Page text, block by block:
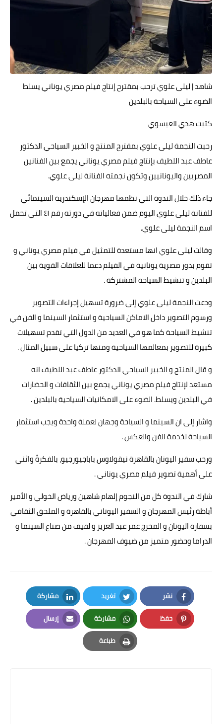
الصحه والجمال
فن المطبخ
شاهد | ليلى علوي ترحب بمقترح إنتاج فيلم مصري يوناني يسلط
الضوء على السياحة بالبلدين
كتبت هدي العيسوي
رحبت النجمة ليلى علوي بمقترح المنتج و الخبير السياحي الدكتور
عاطف عبد اللطيف بإنتاج فيلم مصري يوناني يجمع بين الفنانين
المصريين واليونانيين وتكون نجمته الفنانة ليلى علوي.
جاء ذلك خلال الندوة التي نظمها مهرجان الإسكندرية السينمائي
للفنانة ليلى علوي اليوم ضمن فعالياته في دورته رقم ٤١ التي تحمل
اسم النجمة ليلى علوي.
وقالت ليلى علوي انها مستعدة للتمثيل في فيلم مصري يوناني و
تقوم بدور مصرية يونانية في الفيلم دعما للعلاقات القوية بين
البلدين و تنشيط السياحة المشتركة .
ودعت النجمة ليلى علوي إلى ضرورة تسهيل إجراءات التصوير
ورسوم التصوير داخل الاماكن السياحية و استثمار السينما و الفن في
تنشيط السياحة كما هو في العديد من الدول التي تقدم تسهيلات
كبيرة للتصوير بمعالمها السياحية ومنها تركيا على سبيل المثال .
و قال المنتج و الخبير السياحي الدكتور عاطف عبد اللطيف انه
مستعد لإنتاج فيلم مصري يوناني يجمع بين الثقافات و الحضارات
في البلدين ويسلط. الضوء على الامكانيات السياحية بالبلدين .
واشار إلى ان السينما و السياحة وجهان لعملة واحدة ويجب استثمار
السياحة لخدمة الفن والعكس .
ورحب سفير اليونان بالقاهرة نيقولاوس باباجيورجيو، بالفكرةً واثني
على أهمية تصوير فيلم مصري يوناني .
شارك في الندوة كل من النجوم إلهام شاهين ورياض الخولي و الأمير
أباظة رئيس المهرجان و السفير اليوناني بالقاهرة و الملحق الثقافي
بسفارة اليونان و المخرج عمر عبد العزيز و لفيف من صناع السينما و
الدراما وحضور متميز من ضيوف المهرجان .
نشر
Facebook
تغريد
Twitter
مشاركة
LinkedIn
حفظ
Pinterest
مشاركة
Whatsapp
إرسال
Email
طباعة
Print